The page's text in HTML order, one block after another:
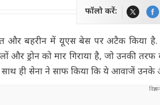
फॉलो करें:
और बहरीन में यूएस बेस पर अटैक किया
और ड्रोन को मार गिराया है, जो उनकी
ही सेना ने साफ किया कि ये आवाजें